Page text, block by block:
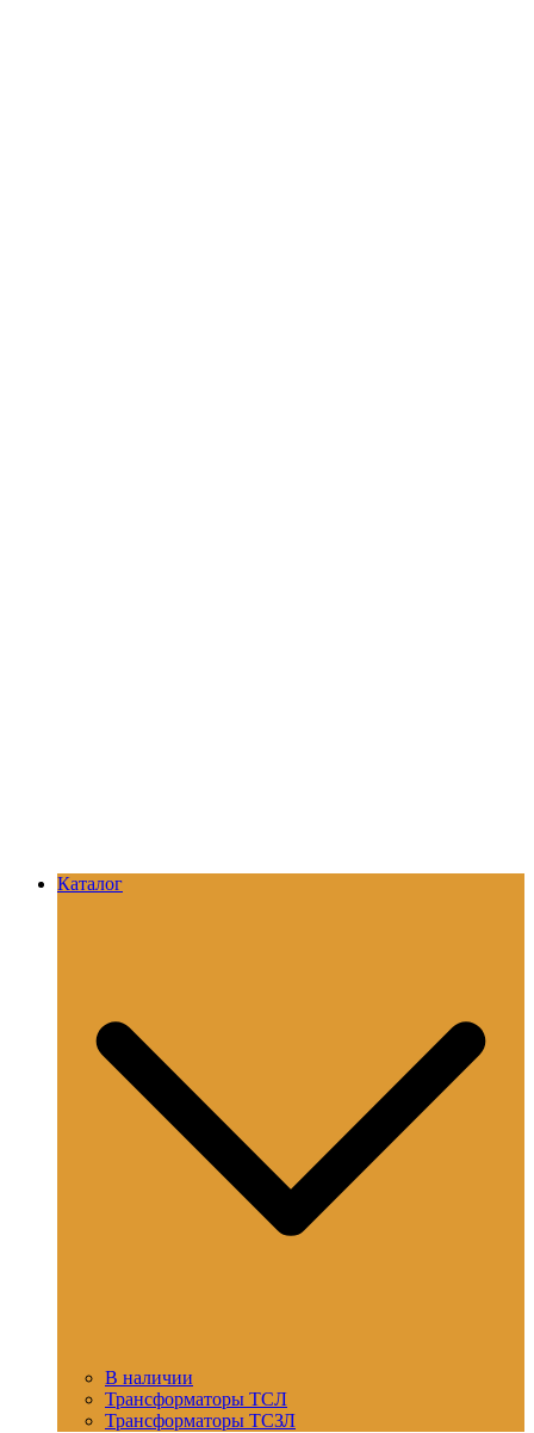
Каталог
В наличии
Трансформаторы ТСЛ
Трансформаторы ТСЗЛ